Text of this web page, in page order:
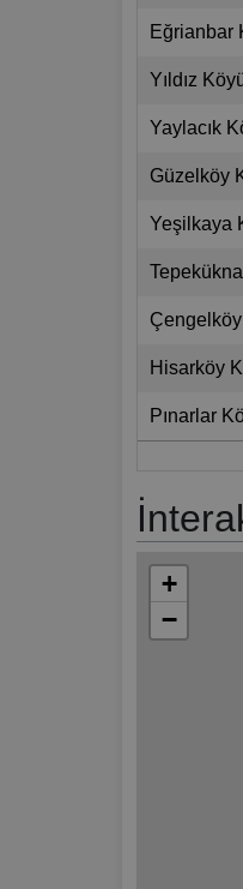
Eğrianbar
Yıldız
Yaylacık
Güzelköy
Yeşilkaya
Hisarköy
Pınarlar
+
−